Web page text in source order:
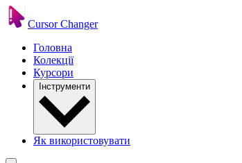
Cursor Changer
Головна
Колекції
Курсори
Інструменти
Як використовувати